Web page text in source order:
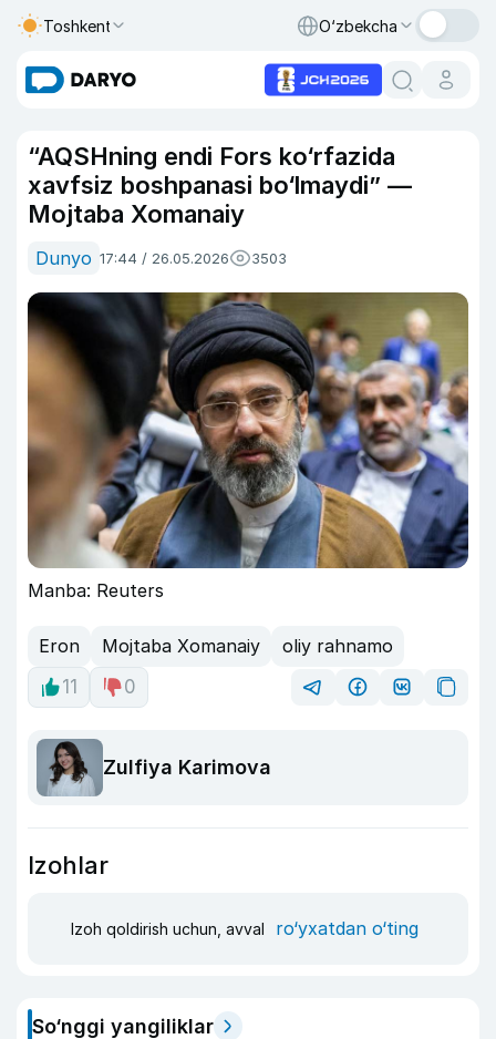
Toshkent O‘zbekcha
“AQSHning endi Fors ko‘rfazida
xavfsiz boshpanasi bo‘lmaydi” —
Mojtaba Xomanaiy
Dunyo 17:44 / 26.05.2026 3503
Manba: Reuters
Eron Mojtaba Xomanaiy
oliy rahnamo
11
0
Zulfiya Karimova
Izohlar
Izoh qoldirish uchun, avval ro‘yxatdan o‘ting
So‘nggi yangiliklar